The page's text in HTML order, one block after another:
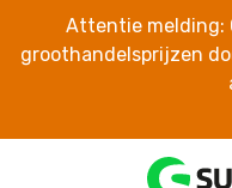
Attentie melding:
groothandelsprijzen